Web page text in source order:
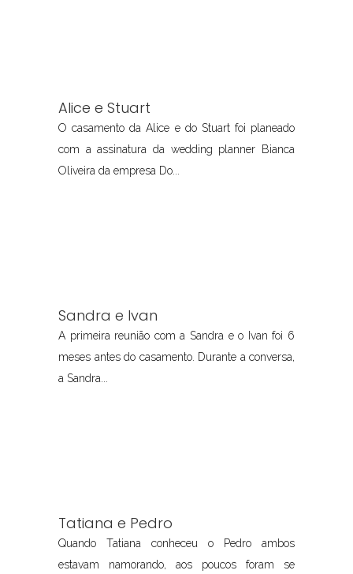
Alice e Stuart
O casamento da Alice e do Stuart foi planeado
com a assinatura da wedding planner Bianca
Oliveira da empresa Do...
Sandra e Ivan
A primeira reunião com a Sandra e o Ivan foi 6
meses antes do casamento. Durante a conversa,
a Sandra...
Tatiana e Pedro
Quando Tatiana conheceu o Pedro ambos
estavam namorando, aos poucos foram se